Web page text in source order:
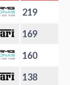
219
169
160
138